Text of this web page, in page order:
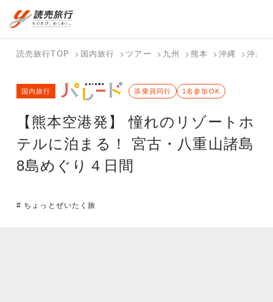
国内旅行トップ
バスツアー
を探す
個人旅行
（ブーケ）を探す
ら探す
テーマから写真から探
海外旅行トップ
海外特集か
ら探す
テーマから
探す
す
読売旅行TOP 国内旅行 ツアー 九州 熊本 沖縄 沖縄
【熊本空港発】 憧れのリゾートホ
テルに泊まる！ 宮古・八重山諸島
8島めぐり４日間
国内旅行 添乗員同行 1名参加OK
# ちょっとぜいたく旅